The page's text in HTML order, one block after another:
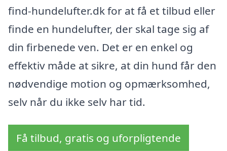
find-hundelufter.dk for at få et tilbud eller
finde en hundelufter, der skal tage sig af
din firbenede ven. Det er en enkel og
effektiv måde at sikre, at din hund får den
nødvendige motion og opmærksomhed,
selv når du ikke selv har tid.
Få tilbud, gratis og uforpligtende